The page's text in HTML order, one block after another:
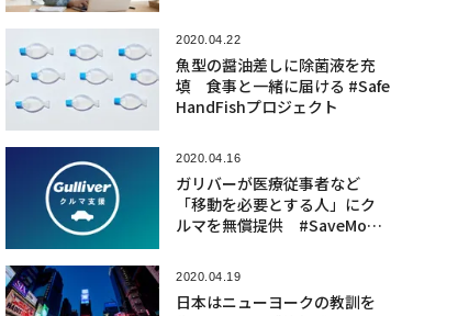
2020.04.22
魚型の醤油差しに除菌液を充
填 食事と一緒に届ける #Safe
HandFishプロジェクト
2020.04.16
ガリバーが医療従事者など
「移動を必要とする人」にク
ルマを無償提供 #SaveMovin
2020.04.19
日本はニューヨークの教訓を